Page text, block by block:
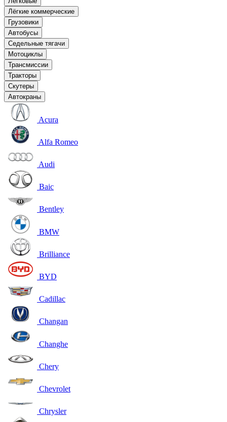
Лёгкие коммерческие
Грузовики
Автобусы
Седельные тягачи
Мотоциклы
Трансмиссии
Тракторы
Скутеры
Автокраны
Acura
Alfa Romeo
Audi
Baic
Bentley
BMW
Brilliance
BYD
Cadillac
Changan
Changhe
Chery
Chevrolet
Chrysler